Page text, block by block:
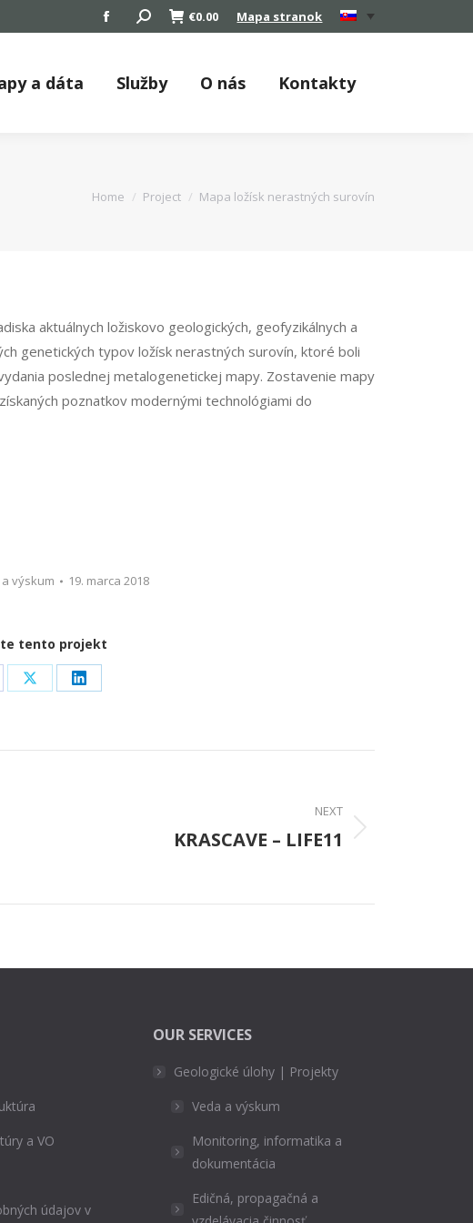
Facebook
opens
Search: €0.00 Mapa stranok
a dáta Služby O nás Kontakty
You are here:
Home Project Mapa ložísk nerastných surovín
aktuálnych ložiskovo geologických, geofyzikálnych a
genetických typov ložísk nerastných surovín, ktoré boli
poslednej metalogenetickej mapy. Zostavenie mapy
poznatkov modernými technológiami do
výskum 19. marca 2018
tento projekt
Share
X
Share
LinkedIn
NEXT
KRASCAVE – LIFE11
a VO
údajov v
OUR SERVICES
Geologické úlohy | Projekty
Veda a výskum
Monitoring, informatika a
dokumentácia
Edičná, propagačná a